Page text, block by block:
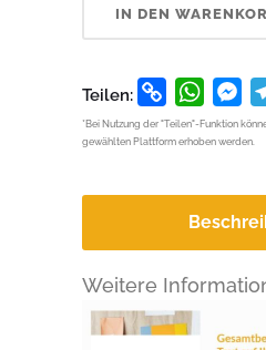
IN DEN
Teilen:
Copy
Link
*Bei Nutzung der "Teilen"-Funktion
gewählten Plattform erhoben werden.
Weitere